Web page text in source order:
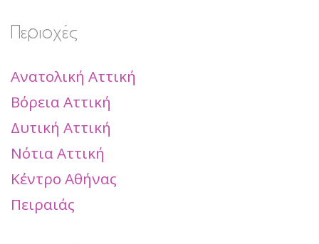
Περιοχές
Ανατολική Αττική
Βόρεια Αττική
Δυτική Αττική
Νότια Αττική
Κέντρο Αθήνας
Πειραιάς